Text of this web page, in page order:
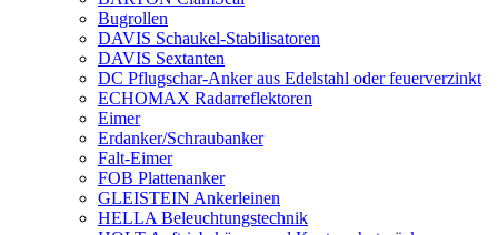
Bugrollen
DAVIS Schaukel-Stabilisatoren
DAVIS Sextanten
DC Pflugschar-Anker aus Edelstahl oder feuerverzinkt
ECHOMAX Radarreflektoren
Eimer
Erdanker/Schraubanker
Falt-Eimer
FOB Plattenanker
GLEISTEIN Ankerleinen
HELLA Beleuchtungstechnik